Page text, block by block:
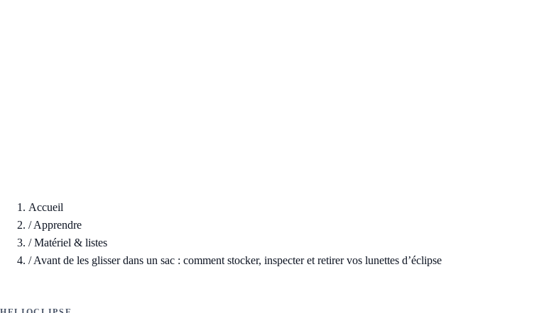
Accueil
/Apprendre
/Matériel & listes
/Avant de les glisser dans un sac : comment stocker, inspecter et retirer vos lunettes d’éclipse